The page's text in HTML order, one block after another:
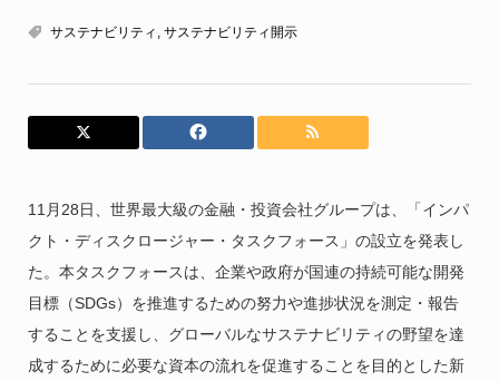
サステナビリティ サステナビリティ開示
11月28日、世界最大級の金融・投資会社グループは、「インパ
クト・ディスクロージャー・タスクフォース」の設立を発表し
た。本タスクフォースは、企業や政府が国連の持続可能な開発
目標（SDGs）を推進するための努力や進捗状況を測定・報告
することを支援し、グローバルなサステナビリティの野望を達
成するために必要な資本の流れを促進することを目的とした新